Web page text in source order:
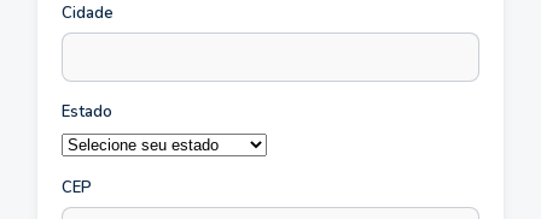
Cidade
Estado
CEP